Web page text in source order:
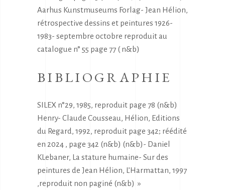
Aarhus Kunstmuseums Forlag- Jean Hélion,
rétrospective dessins et peintures 1926-
1983- septembre octobre reproduit au
catalogue n° 55 page 77 ( n&b)
BIBLIOGRAPHIE
SILEX n°29, 1985, reproduit page 78 (n&b)
Henry- Claude Cousseau, Hélion, Editions
du Regard, 1992, reproduit page 342; réédité
en 2024 , page 342 (n&b) (n&b)- Daniel
KLebaner, La stature humaine- Sur des
peintures de Jean Hélion, L’Harmattan, 1997
,reproduit non paginé (n&b) »